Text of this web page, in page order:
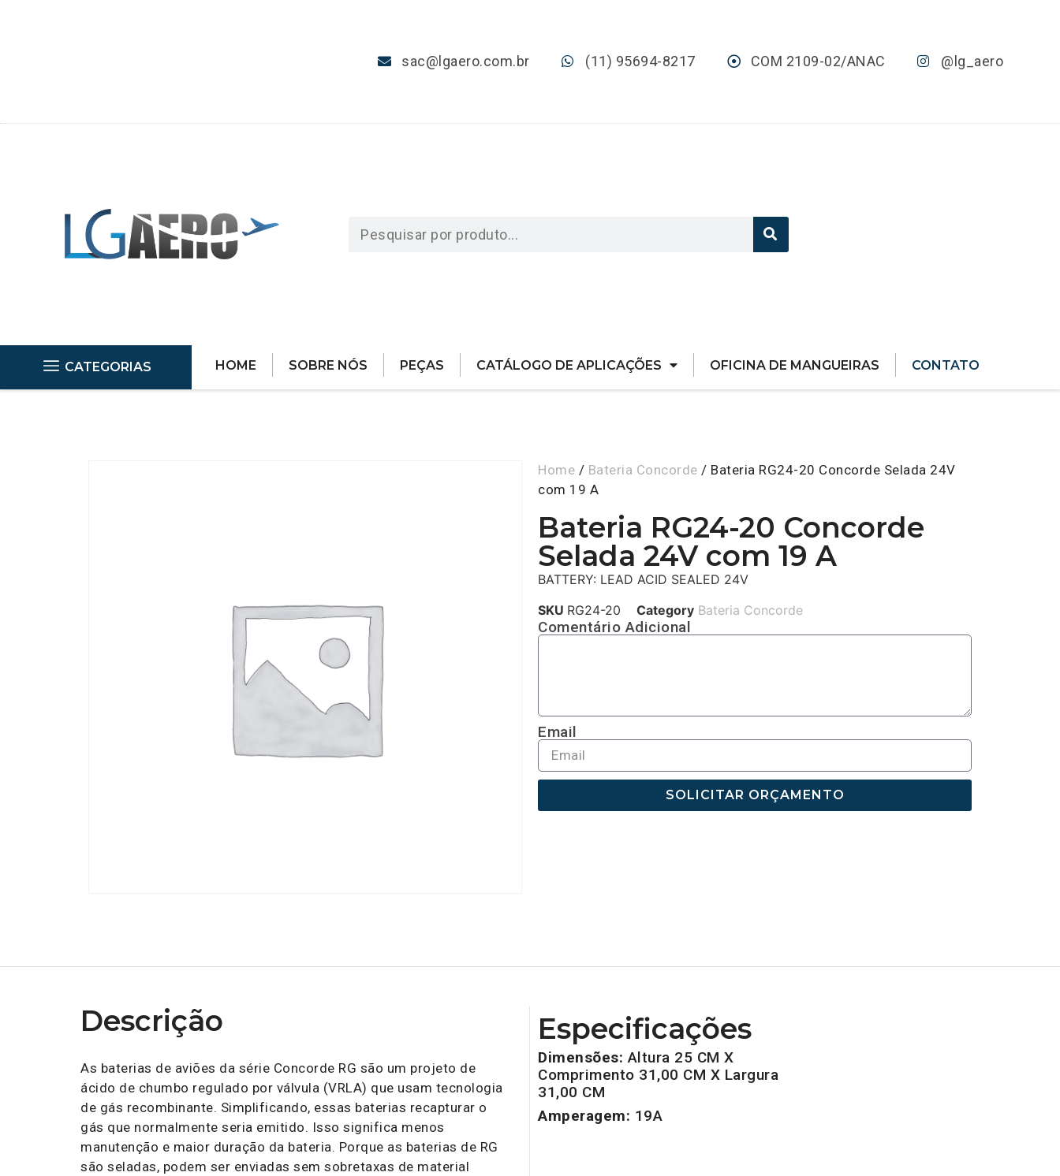
sac@lgaero.com.br (11) 95694-8217 COM 2109-02/ANAC @lg_aero
CATEGORIAS HOME SOBRE NÓS PEÇAS CATÁLOGO DE APLICAÇÕES OFICINA DE MANGUEIRAS CONTATO
Home / Bateria Concorde / Bateria RG24-20 Concorde Selada 24V
com 19 A
Bateria RG24-20 Concorde
Selada 24V com 19 A
BATTERY: LEAD ACID SEALED 24V
SKU RG24-20 Category Bateria Concorde
Comentário Adicional
Email
SOLICITAR ORÇAMENTO
Descrição
As baterias de aviões da série Concorde RG são um projeto de
ácido de chumbo regulado por válvula (VRLA) que usam tecnologia
de gás recombinante. Simplificando, essas baterias recapturar o
gás que normalmente seria emitido. Isso significa menos
manutenção e maior duração da bateria. Porque as baterias de RG
são seladas, podem ser enviadas sem sobretaxas de material
Especificações
Dimensões:Altura 25 CM X
Comprimento 31,00 CM X Largura
31,00 CM
Amperagem: 19A